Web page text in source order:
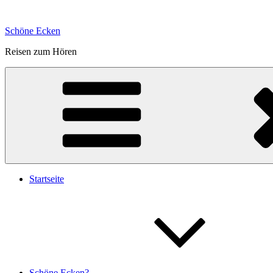
springen
Schöne Ecken
Reisen zum Hören
Startseite